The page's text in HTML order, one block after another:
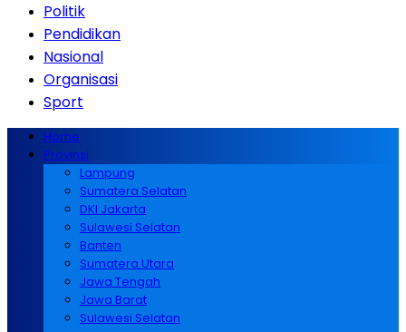
Politik
Pendidikan
Nasional
Organisasi
Sport
Home
Provinsi
Lampung
Sumatera Selatan
DKI Jakarta
Sulawesi Selatan
Banten
Sumatera Utara
Jawa Tengah
Jawa Barat
Sulawesi Selatan